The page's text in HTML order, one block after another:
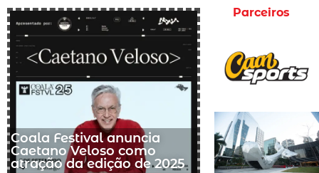
Coala Festival anuncia
Caetano Veloso como
atração da edição de 2025
Parceiros